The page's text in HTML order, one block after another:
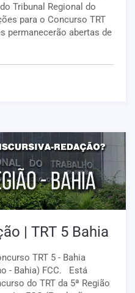
Tribunal Regional do
para o Concurso TRT
permanecerão abertas de
| TRT 5 Bahia
TRT 5 - Bahia
- Bahia) FCC. Está
do TRT da 5ª Região